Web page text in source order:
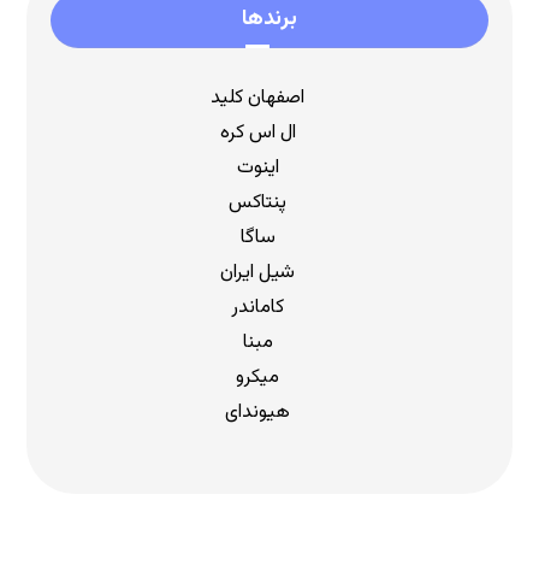
برندها
اصفهان کلید
ال اس کره
اینوت
پنتاکس
ساگا
شیل ایران
کاماندر
مبنا
میکرو
هیوندای